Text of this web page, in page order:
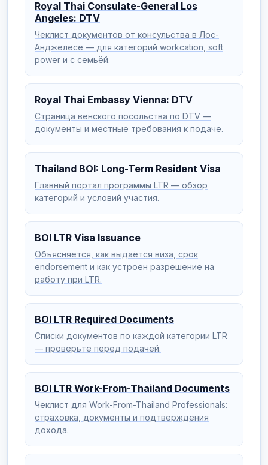
Royal Thai Consulate-General Los
Angeles: DTV
Чеклист документов от консульства в Лос-
Анджелесе — для категорий workcation, soft
power и с семьёй.
Royal Thai Embassy Vienna: DTV
Страница венского посольства по DTV —
документы и местные требования к подаче.
Thailand BOI: Long-Term Resident Visa
Главный портал программы LTR — обзор
категорий и условий участия.
BOI LTR Visa Issuance
Объясняется, как выдаётся виза, срок
endorsement и как устроен разрешение на
работу при LTR.
BOI LTR Required Documents
Списки документов по каждой категории LTR
— проверьте перед подачей.
BOI LTR Work-From-Thailand Documents
Чеклист для Work-From-Thailand Professionals:
страховка, документы и подтверждения
дохода.